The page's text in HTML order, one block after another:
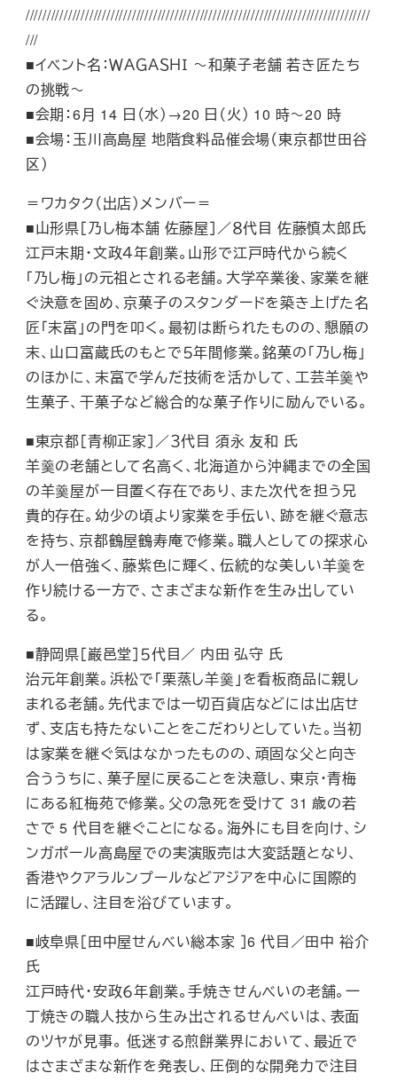
/////////////////////////////////////////////////////////////////////////////////
///
■イベント名：ＷＡＧＡＳＨＩ ～和菓子老舗 若き匠たち
の挑戦～
■会期：6月 14 日（水）→20 日（火） 10 時～20 時
■会場：玉川高島屋 地階食料品催会場（東京都世田谷
区）
＝ワカタク（出店）メンバー＝
■山形県［乃し梅本舗 佐藤屋］／８代目 佐藤慎太郎氏
江戸末期・文政４年創業。山形で江戸時代から続く
「乃し梅」の元祖とされる老舗。大学卒業後、家業を継
ぐ決意を固め、京菓子のスタンダードを築き上げた名
匠「末富」の門を叩く。最初は断られたものの、懇願の
末、山口富蔵氏のもとで５年間修業。銘菓の「乃し梅」
のほかに、末富で学んだ技術を活かして、工芸羊羹や
生菓子、干菓子など総合的な菓子作りに励んでいる。
■東京都［青柳正家］／３代目 須永 友和 氏
羊羹の老舗として名高く、北海道から沖縄までの全国
の羊羹屋が一目置く存在であり、また次代を担う兄
貴的存在。幼少の頃より家業を手伝い、跡を継ぐ意志
を持ち、京都鶴屋鶴寿庵で修業。職人としての探求心
が人一倍強く、藤紫色に輝く、伝統的な美しい羊羹を
作り続ける一方で、さまざまな新作を生み出してい
る。
■静岡県［巌邑堂］５代目／ 内田 弘守 氏
治元年創業。浜松で「栗蒸し羊羹」を看板商品に親し
まれる老舗。先代までは一切百貨店などには出店せ
ず、支店も持たないことをこだわりとしていた。当初
は家業を継ぐ気はなかったものの、頑固な父と向き
合ううちに、菓子屋に戻ることを決意し、東京・青梅
にある紅梅苑で修業。父の急死を受けて 31 歳の若
さで 5 代目を継ぐことになる。海外にも目を向け、シ
ンガポール高島屋での実演販売は大変話題となり、
香港やクアラルンプールなどアジアを中心に国際的
に活躍し、注目を浴びています。
■岐阜県［田中屋せんべい総本家 ］6 代目／田中 裕介
氏
江戸時代・安政６年創業。手焼きせんべいの老舗。一
丁焼きの職人技から生み出されるせんべいは、表面
のツヤが見事。 低迷する煎餅業界において、最近で
はさまざまな新作を発表し、圧倒的な開発力で注目